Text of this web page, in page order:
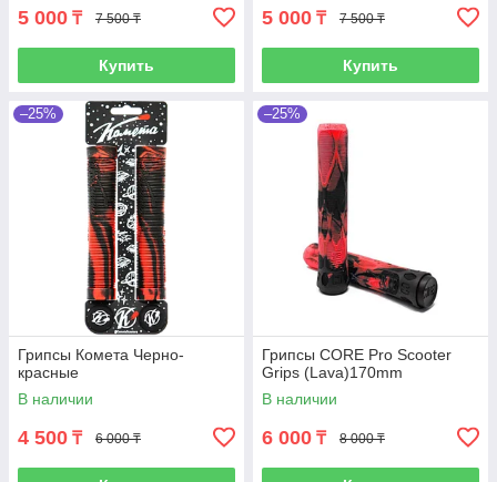
5 000 ₸ 7 500 ₸
Купить
5 000 ₸ 7 500 ₸
Купить
–25%
Грипсы Комета Черно-
красные
В наличии
4 500 ₸ 6 000 ₸
–25%
Грипсы CORE Pro Scooter
Grips (Lava)170mm
В наличии
6 000 ₸ 8 000 ₸